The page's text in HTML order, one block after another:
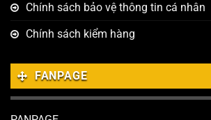
Chính sách bảo vệ thông tin cá nhân
Chính sách kiểm hàng
FANPAGE